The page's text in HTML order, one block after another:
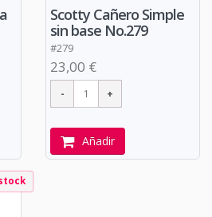
Scotty Cañero Simple
sin base No.279
#279
23,00 €
Añadir